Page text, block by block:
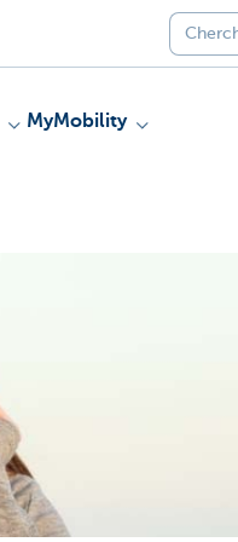
MyMobility